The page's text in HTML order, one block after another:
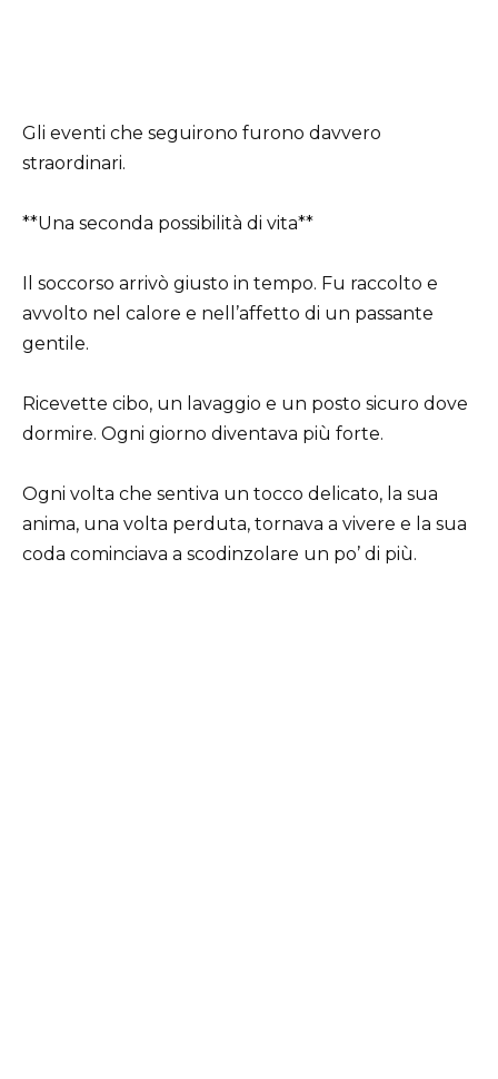
Gli eventi che seguirono furono davvero
straordinari.
**Una seconda possibilità di vita**
Il soccorso arrivò giusto in tempo. Fu raccolto e
avvolto nel calore e nell’affetto di un passante
gentile.
Ricevette cibo, un lavaggio e un posto sicuro dove
dormire. Ogni giorno diventava più forte.
Ogni volta che sentiva un tocco delicato, la sua
anima, una volta perduta, tornava a vivere e la sua
coda cominciava a scodinzolare un po’ di più.